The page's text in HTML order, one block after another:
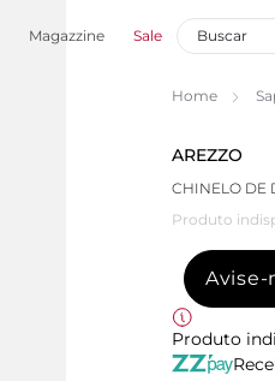
Magazzine Sale
Home
AREZZO
CHINELO DE
Produto
Avise-
Produto